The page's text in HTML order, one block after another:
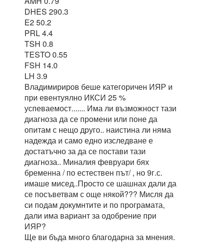
DHES 290.3
E2 50.2
PRL 4.4
TSH 0.8
TESTO 0.55
FSH 14.0
LH 3.9
Владимириров беше категоричен ИЯР и
при евентуялно ИКСИ 25 %
успеваемост....... Има ли възможност тази
диагноза да се промени или поне да
опитам с нещо друго.. наистина ли няма
надежда и само едно изследване е
достатъчно за да се постави тази
диагноза.. Миналия февруари бях
бременна / по естествен път/ , но 9г.с.
имаше мисед..Просто се шашнах дали да
се посъветвам с още някой??? Мисля да
си подам докумнтите и по програмата,
дали има вариант за одобрение при
ИЯР?
Ще ви бъда много благодарна за мнения.